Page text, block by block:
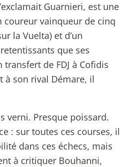
Guarnieri, est une
coureur vainqueur de cinq
la Vuelta) et d’un
que ses
transfert de FDJ à Cofidis
à son rival Démare, il
verni. Presque poissard.
: sur toutes ces courses, il
dans ces échecs, mais
à critiquer Bouhanni,